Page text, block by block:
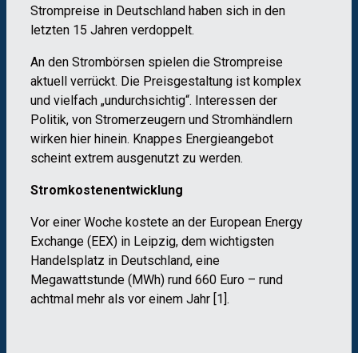
Strompreise in Deutschland haben sich in den
letzten 15 Jahren verdoppelt.
An den Strombörsen spielen die Strompreise
aktuell verrückt. Die Preisgestaltung ist komplex
und vielfach „undurchsichtig“. Interessen der
Politik, von Stromerzeugern und Stromhändlern
wirken hier hinein. Knappes Energieangebot
scheint extrem ausgenutzt zu werden.
Stromkostenentwicklung
Vor einer Woche kostete an der European Energy
Exchange (EEX) in Leipzig, dem wichtigsten
Handelsplatz in Deutschland, eine
Megawattstunde (MWh) rund 660 Euro – rund
achtmal mehr als vor einem Jahr [1].